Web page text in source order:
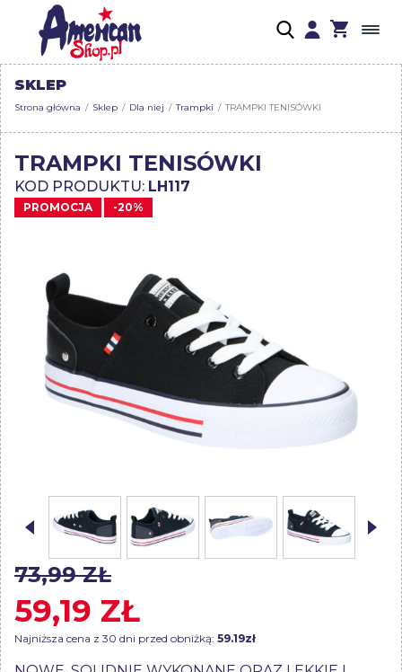
SKLEP
Strona główna Sklep Dla niej Trampki TRAMPKI TENISÓWKI
TRAMPKI TENISÓWKI
KOD PRODUKTU: LH117
PROMOCJA -20%
73,99 ZŁ
59,19 ZŁ
Najniższa cena z 30 dni przed obniżką: 59.19zł